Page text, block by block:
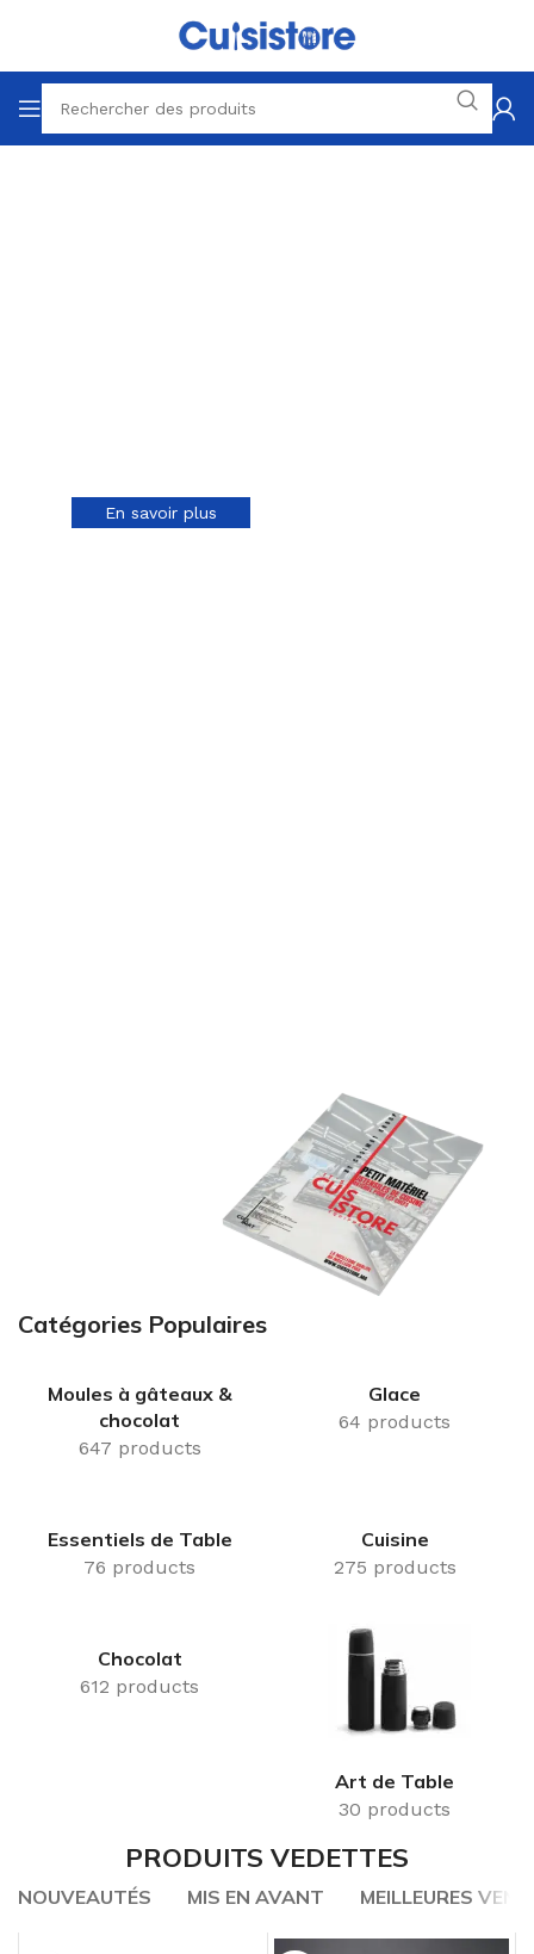
En savoir plus
Découvrez toutes les façons d'obtenir votre produit.
Téléchargez-le dès maintenant
Catégories Populaires
Moules à gâteaux &
chocolat
647 products
Glace
64 products
Essentiels de Table
76 products
Cuisine
275 products
Chocolat
612 products
Art de Table
30 products
PRODUITS VEDETTES
NOUVEAUTÉS MIS EN AVANT MEILLEURES